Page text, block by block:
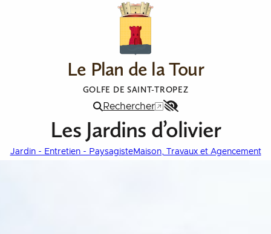
Le Plan de la Tour
GOLFE DE SAINT-TROPEZ
Menu
Rechercher
Accessibilité
Les Jardins d’olivier
Jardin - Entretien - PaysagisteMaison, Travaux et Agencement